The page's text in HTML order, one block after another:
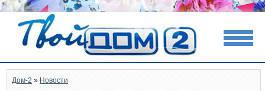
Дом-2 » Новости